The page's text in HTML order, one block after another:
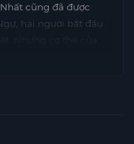
cũng đã được
hai người bắt đầu
hoảng vì Tần Ngự
lại một lần nữa phải